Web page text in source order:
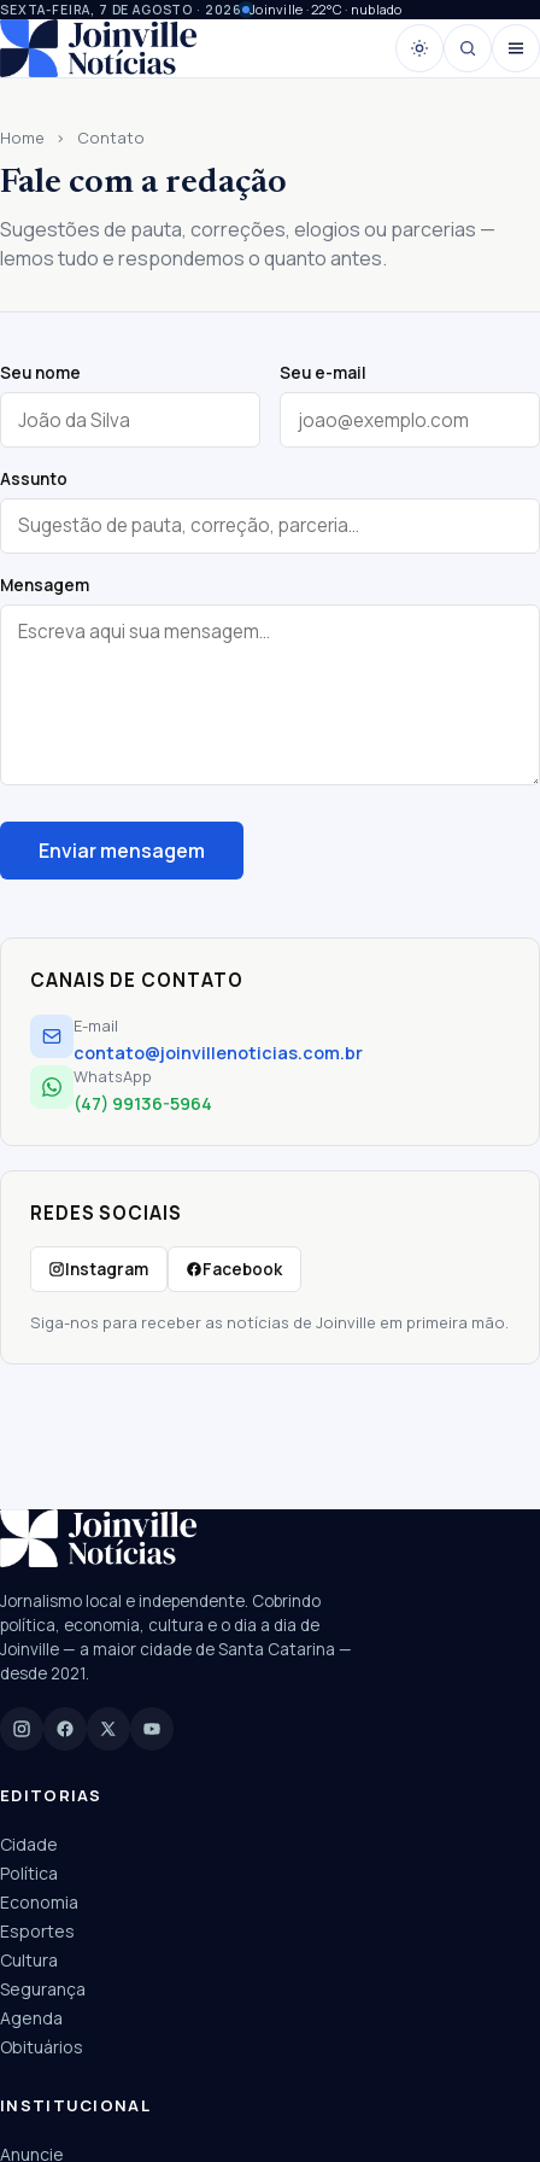
SEXTA-FEIRA, 7 DE AGOSTO · 2026 Joinville · 22°C · nublado
Home › Contato
Fale com a redação
Sugestões de pauta, correções, elogios ou parcerias —
lemos tudo e respondemos o quanto antes.
Seu nome Seu e-mail
Assunto
Mensagem
Enviar mensagem
CANAIS DE CONTATO
E-mail
contato@joinvillenoticias.com.br
WhatsApp
(47) 99136-5964
REDES SOCIAIS
Instagram Facebook
Siga-nos para receber as notícias de Joinville em primeira mão.
SUGESTÕES: JEC
Câmara
UPA Sul
Manchetes, colunistas e editorias do JN
Jornalismo local e independente. Cobrindo
política, economia, cultura e o dia a dia de
Joinville — a maior cidade de Santa Catarina —
desde 2021.
EDITORIAS
Cidade
Política
Economia
Esportes
Cultura
Segurança
Agenda
Obituários
INSTITUCIONAL
Anuncie